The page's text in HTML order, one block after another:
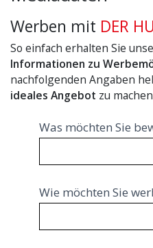
Werben mit DER
So einfach erhalten Sie
Informationen zu
nachfolgenden Angaben
ideales Angebot zu
Mediadaten
anfordern
Was möchten Sie
Wie möchten Sie